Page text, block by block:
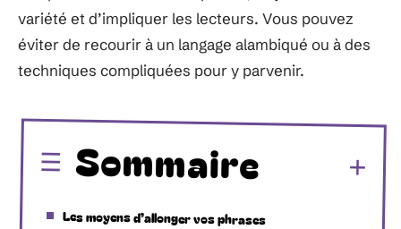
variété et d’impliquer les lecteurs. Vous pouvez
éviter de recourir à un langage alambiqué ou à des
techniques compliquées pour y parvenir.
Sommaire
Les moyens d’allonger vos phrases